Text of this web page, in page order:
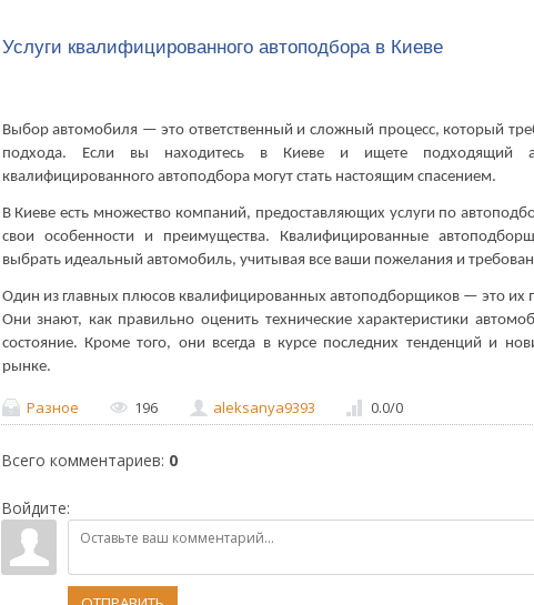
Услуги квалифицированного автоподбора в Киеве
Выбор автомобиля — это ответственный и сложный процесс, который
подхода. Если вы находитесь в Киеве и ищете подходящий
квалифицированного автоподбора могут стать настоящим спасением.
В Киеве есть множество компаний, предоставляющих услуги по
свои особенности и преимущества. Квалифицированные
выбрать идеальный автомобиль, учитывая все ваши пожелания и
Один из главных плюсов квалифицированных автоподборщиков — это их
Они знают, как правильно оценить технические характеристики
состояние. Кроме того, они всегда в курсе последних тенденций и
рынке.
Разное 196 aleksanya9393 0.0/0
Всего комментариев: 0
Войдите: